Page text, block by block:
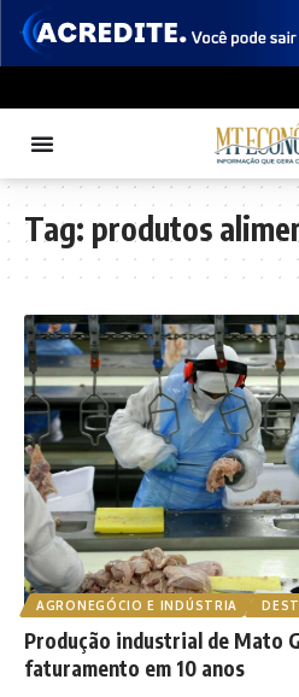
Tag: produtos
AGRONEGÓCIO E INDÚSTRIA
Produção industrial de Mato
faturamento em 10 anos